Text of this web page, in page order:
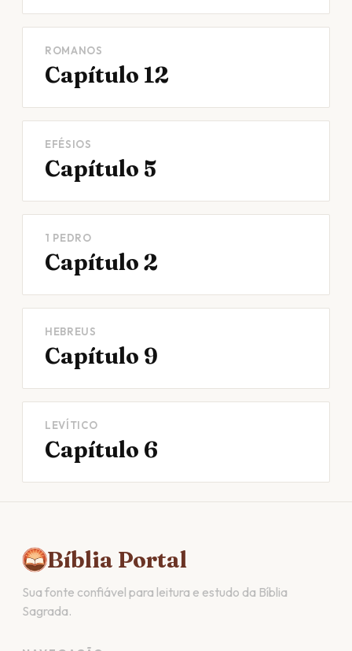
ROMANOS
Capítulo 12
EFÉSIOS
Capítulo 5
1 PEDRO
Capítulo 2
HEBREUS
Capítulo 9
LEVÍTICO
Capítulo 6
Bíblia Portal
Sua fonte confiável para leitura e estudo da Bíblia
Sagrada.